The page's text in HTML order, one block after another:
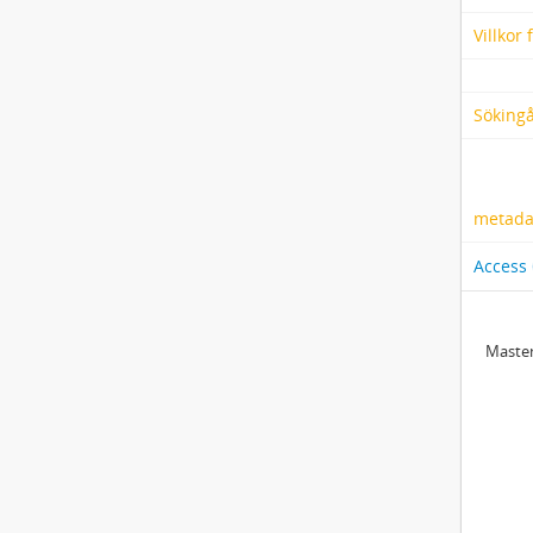
Villkor
Access